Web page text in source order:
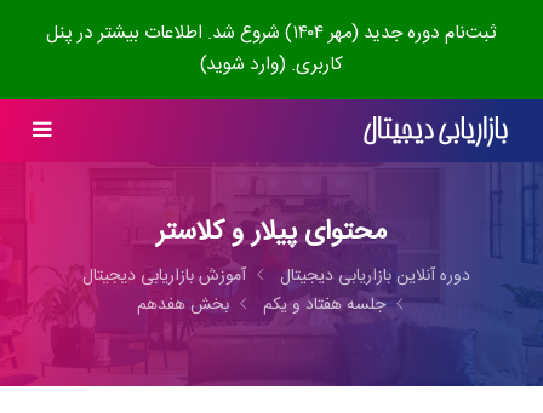
ثبت‌نام دوره جدید (مهر ۱۴۰۴) شروع شد. اطلاعات بیشتر در پنل
کاربری. (وارد شوید)
محتوای پیلار و کلاستر
دوره آنلاین بازاریابی دیجیتال
آموزش بازاریابی دیجیتال
جلسه هفتاد و یکم
بخش هفدهم